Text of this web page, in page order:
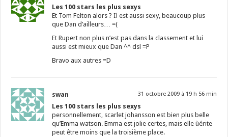
Les 100 stars les plus sexys
Et Tom Felton alors ? Il est aussi sexy, beaucoup plus
que Dan d’ailleurs… =(
Et Rupert non plus n’est pas dans la classement et lui
aussi est mieux que Dan ^^ dsl =P
Bravo aux autres =D
swan 31 octobre 2009 à 19 h 56 min
Les 100 stars les plus sexys
personnellement, scarlet johansson est bien plus belle
qu’Emma watson. Emma est jolie certes, mais elle ùérite
peut être moins que la troisième place.